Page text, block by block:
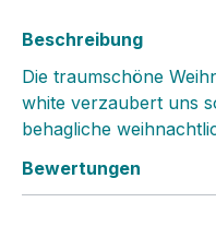
Beschreibung
Die traumschöne
white verzaubert uns
behagliche
Bewertungen